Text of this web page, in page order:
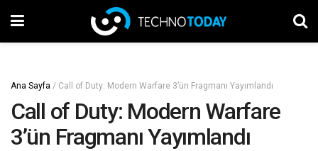
Ana Sayfa / Call of Duty: Modern Warfare 3’ün Fragmanı Yayımlandı
Call of Duty: Modern Warfare
3’ün Fragmanı Yayımlandı